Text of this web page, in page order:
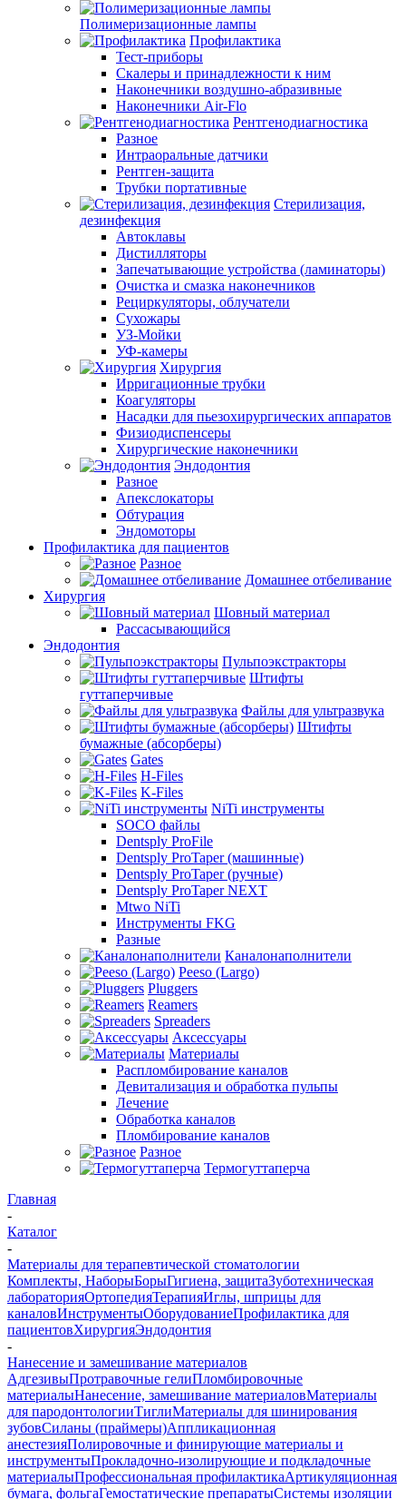
Полимеризационные лампы
Профилактика
Тест-приборы
Скалеры и принадлежности к ним
Наконечники воздушно-абразивные
Наконечники Air-Flo
Рентгенодиагностика
Разное
Интраоральные датчики
Рентген-защита
Трубки портативные
Стерилизация,
дезинфекция
Автоклавы
Дистилляторы
Запечатывающие устройства (ламинаторы)
Очистка и смазка наконечников
Рециркуляторы, облучатели
Сухожары
УЗ-Мойки
УФ-камеры
Хирургия
Ирригационные трубки
Коагуляторы
Насадки для пьезохирургических аппаратов
Физиодиспенсеры
Хирургические наконечники
Эндодонтия
Разное
Апекслокаторы
Обтурация
Эндомоторы
Профилактика для пациентов
Разное
Домашнее отбеливание
Хирургия
Шовный материал
Рассасывающийся
Эндодонтия
Пульпоэкстракторы
Штифты
гуттаперчивые
Файлы для ультразвука
Штифты
бумажные (абсорберы)
Gates
H-Files
K-Files
NiTi инструменты
SOCO файлы
Dentsply ProFile
Dentsply ProTaper (машинные)
Dentsply ProTaper (ручные)
Dentsply ProTaper NEXT
Mtwo NiTi
Инструменты FKG
Разные
Каналонаполнители
Peeso (Largo)
Pluggers
Reamers
Spreaders
Аксессуары
Материалы
Распломбирование каналов
Девитализация и обработка пульпы
Лечение
Обработка каналов
Пломбирование каналов
Разное
Термогуттаперча
Главная
-
Каталог
-
Материалы для терапевтической стоматологии
Комплекты, НаборыБорыГигиена, защитаЗуботехническая
лабораторияОртопедияТерапияИглы, шприцы для
каналовИнструментыОборудованиеПрофилактика для
пациентовХирургияЭндодонтия
-
Нанесение и замешивание материалов
АдгезивыПротравочные гелиПломбировочные
материалыНанесение, замешивание материаловМатериалы
для пародонтологииТиглиМатериалы для шинирования
зубовСиланы (праймеры)Аппликационная
анестезияПолировочные и финирующие материалы и
инструментыПрокладочно-изолирующие и подкладочные
материалыПрофессиональная профилактикаАртикуляционная
бумага, фольгаГемостатические препаратыСистемы изоляции